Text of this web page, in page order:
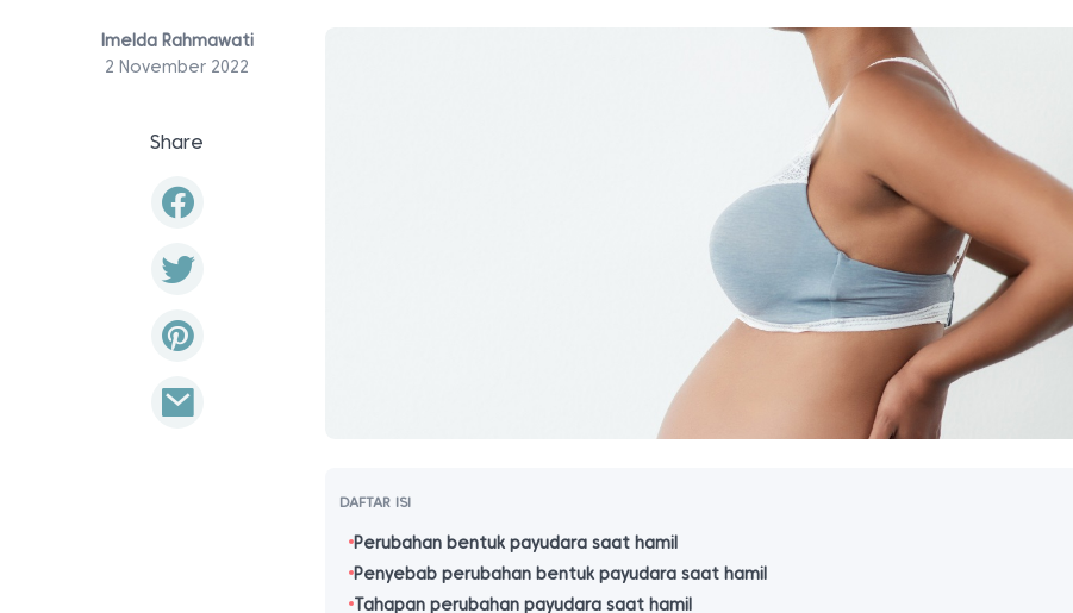
Imelda Rahmawati
2 November 2022
Share
DAFTAR ISI
Perubahan bentuk payudara saat hamil
Penyebab perubahan bentuk payudara saat hamil
Tahapan perubahan payudara saat hamil